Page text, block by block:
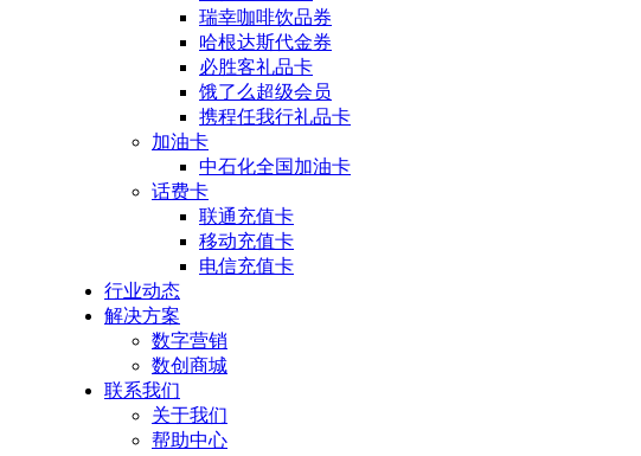
瑞幸咖啡饮品券
哈根达斯代金券
必胜客礼品卡
饿了么超级会员
携程任我行礼品卡
加油卡
中石化全国加油卡
话费卡
联通充值卡
移动充值卡
电信充值卡
行业动态
解决方案
数字营销
数创商城
联系我们
关于我们
帮助中心